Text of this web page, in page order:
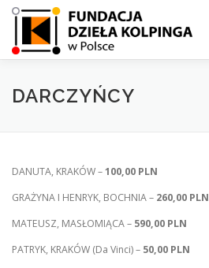
Przejdź
KRYZYS W HONDURASIE
DARCZYŃCY
DANUTA, KRAKÓW –100,00 PLN
GRAŻYNA I HENRYK, BOCHNIA – 260,00 PLN
MATEUSZ, MASŁOMIĄCA – 590,00 PLN
PATRYK, KRAKÓW (Da Vinci) – 50,00 PLN